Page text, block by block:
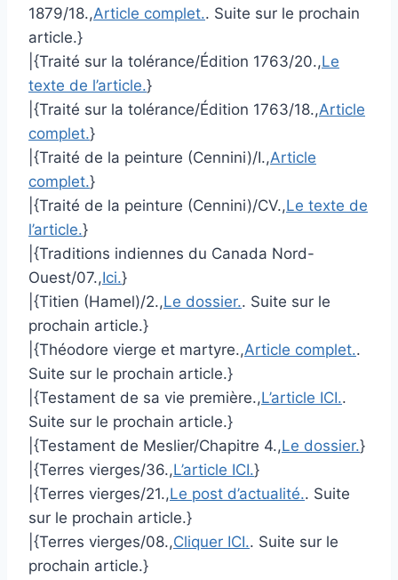
1879/18.,Article complet.. Suite sur le prochain
article.}
|{Traité sur la tolérance/Édition 1763/20.,Le
texte de l’article.}
|{Traité sur la tolérance/Édition 1763/18.,Article
complet.}
|{Traité de la peinture (Cennini)/I.,Article
complet.}
|{Traité de la peinture (Cennini)/CV.,Le texte de
l’article.}
|{Traditions indiennes du Canada Nord-
Ouest/07.,Ici.}
|{Titien (Hamel)/2.,Le dossier.. Suite sur le
prochain article.}
|{Théodore vierge et martyre.,Article complet..
Suite sur le prochain article.}
|{Testament de sa vie première.,L’article ICI..
Suite sur le prochain article.}
|{Testament de Meslier/Chapitre 4.,Le dossier.}
|{Terres vierges/36.,L’article ICI.}
|{Terres vierges/21.,Le post d’actualité.. Suite
sur le prochain article.}
|{Terres vierges/08.,Cliquer ICI.. Suite sur le
prochain article.}